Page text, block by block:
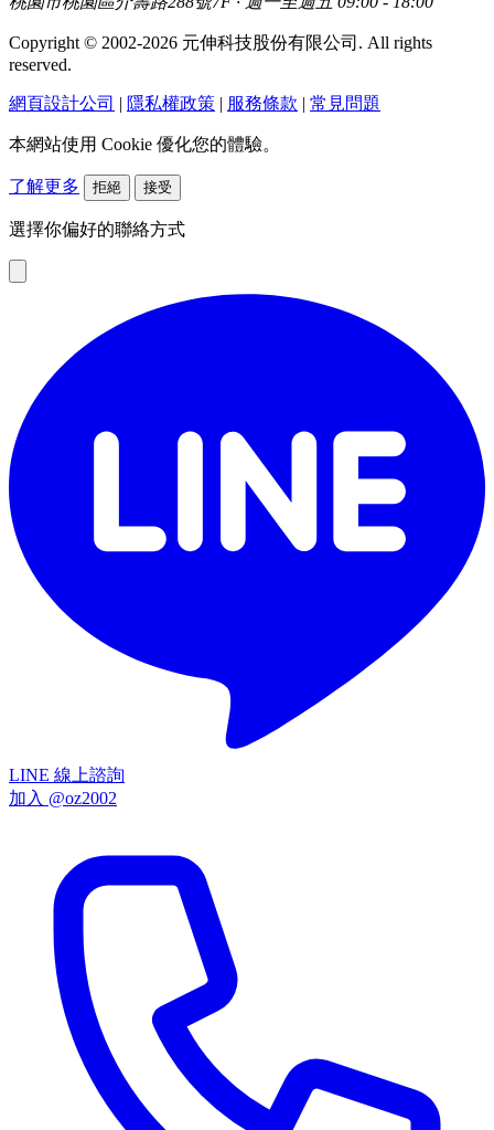
Copyright © 2002-2026 元伸科技股份有限公司. All rights
reserved.
網頁設計公司 | 隱私權政策 | 服務條款 | 常見問題
本網站使用 Cookie 優化您的體驗。
了解更多 拒絕 接受
選擇你偏好的聯絡方式
LINE 線上諮詢
加入 @oz2002